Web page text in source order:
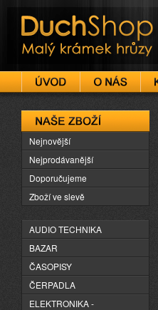
DuchShop
Naše zboží
Nejnovější
Nejprodávanější
Doporučujeme
Zboží ve slevě
AUDIO TECHNIKA
BAZAR
ČASOPISY
ČERPADLA
ELEKTRONIKA -